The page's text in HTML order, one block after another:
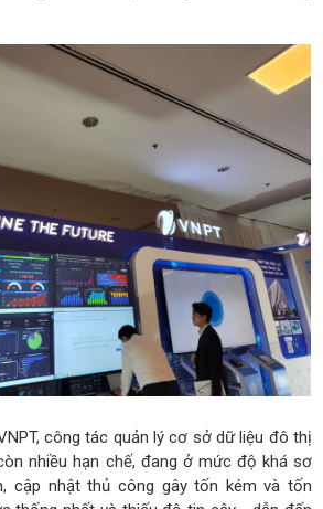
công tác quản lý cơ sở dữ liệu đô thị
nhiều hạn chế, đang ở mức độ khá sơ
cập nhật thủ công gây tốn kém và tốn